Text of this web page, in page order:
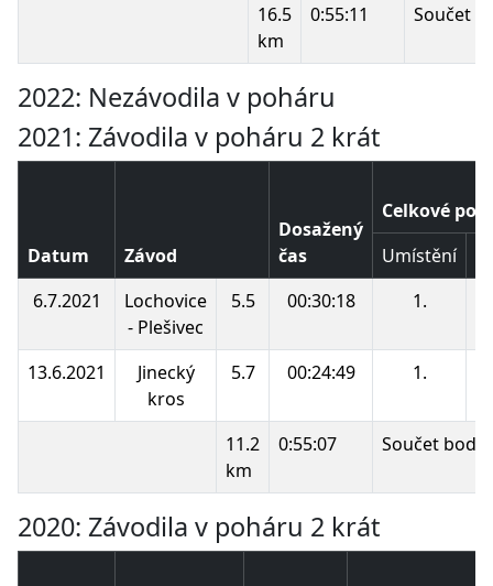
16.5
km
0:55:11 Součet
2022: Nezávodila v poháru
2021: Závodila v poháru 2 krát
Datum Závod
Dosažený
čas
Celkové
Umístění
6.7.2021
Lochovice
- Plešivec
5.5 00:30:18 1.
13.6.2021
Jinecký
kros
5.7 00:24:49 1.
11.2
km
0:55:07 Součet bodů:
2020: Závodila v poháru 2 krát